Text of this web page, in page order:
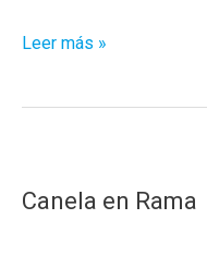
Ya
manos
Leer más »
Canela en Rama